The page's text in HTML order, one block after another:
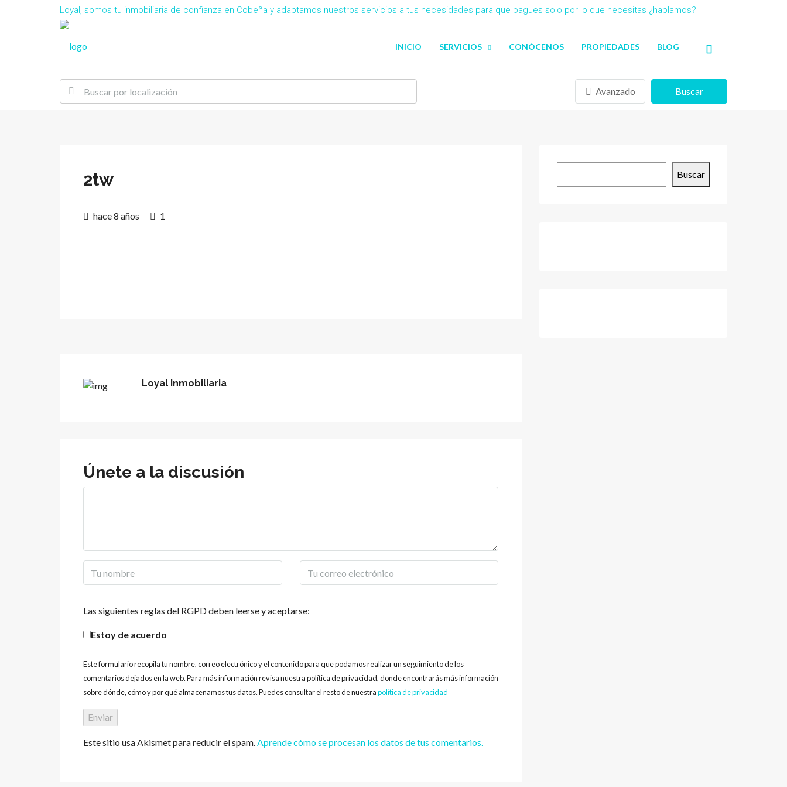
Loyal, somos tu inmobiliaria de confianza en Cobeña y adaptamos nuestros servicios a tus necesidades para que pagues solo por lo que necesitas ¿hablamos?
INICIO SERVICIOS CONÓCENOS PROPIEDADES BLOG
Avanzado Buscar
2tw
hace 8 años 1
Loyal Inmobiliaria
Únete a la discusión
Las siguientes reglas del RGPD deben leerse y aceptarse:
Estoy de acuerdo
Este formulario recopila tu nombre, correo electrónico y el contenido para que podamos realizar un seguimiento de los
comentarios dejados en la web. Para más información revisa nuestra política de privacidad, donde encontrarás más información
sobre dónde, cómo y por qué almacenamos tus datos. Puedes consultar el resto de nuestrapolítica de privacidad
Este sitio usa Akismet para reducir el spam.Aprende cómo se procesan los datos de tus comentarios.
Buscar